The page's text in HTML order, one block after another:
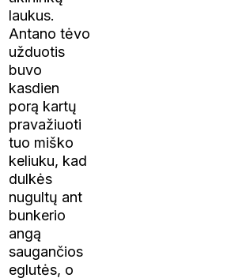
laukus.
Antano tėvo
užduotis
buvo
kasdien
porą kartų
pravažiuoti
tuo miško
keliuku, kad
dulkės
nugultų ant
bunkerio
angą
saugančios
eglutės, o